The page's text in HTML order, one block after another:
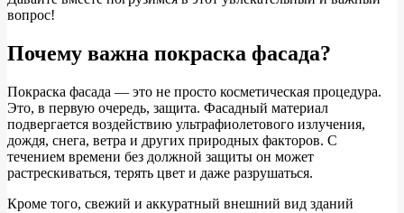
вопрос!
Почему важна покраска фасада?
Покраска фасада — это не просто косметическая процедура.
Это, в первую очередь, защита. Фасадный материал
подвергается воздействию ультрафиолетового излучения,
дождя, снега, ветра и других природных факторов. С
течением времени без должной защиты он может
растрескиваться, терять цвет и даже разрушаться.
Кроме того, свежий и аккуратный внешний вид зданий